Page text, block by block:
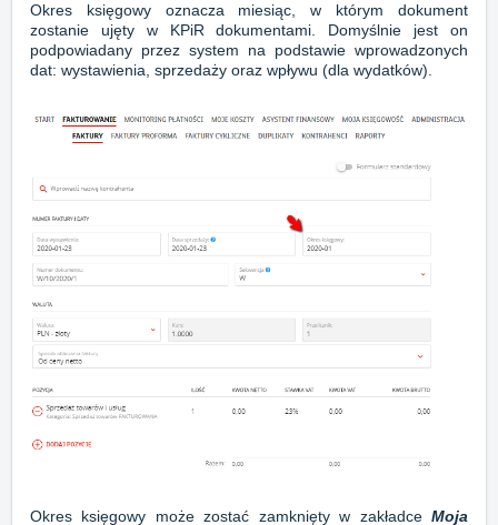
Okres księgowy oznacza miesiąc, w którym dokument
zostanie ujęty w KPiR dokumentami. Domyślnie jest on
podpowiadany przez system na podstawie wprowadzonych
dat: wystawienia, sprzedaży oraz wpływu (dla wydatków).
Okres księgowy może zostać zamknięty w zakładce Moja